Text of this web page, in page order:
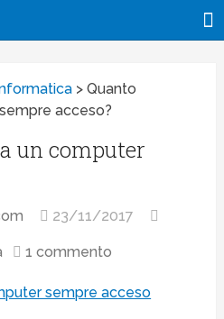
>Quanto
acceso?
un computer
23/11/2017
1 commento